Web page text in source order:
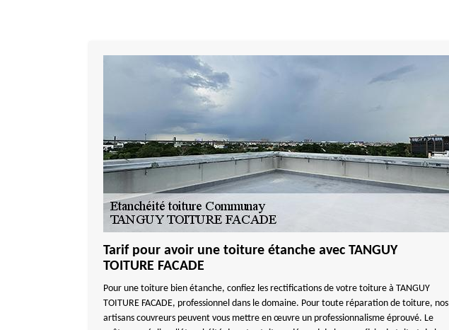
Tarif pour avoir une toiture étanche avec TANGUY
TOITURE FACADE
Pour une toiture bien étanche, confiez les rectifications de votre toiture à TANGUY
TOITURE FACADE, professionnel dans le domaine. Pour toute réparation de toiture, nos
artisans couvreurs peuvent vous mettre en œuvre un professionnalisme éprouvé. Le